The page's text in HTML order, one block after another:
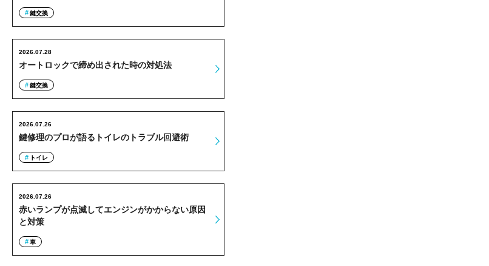
鍵交換
オートロックで締め出された時の対処法
2026.07.28
鍵交換
鍵修理のプロが語るトイレのトラブル回避術
2026.07.26
トイレ
赤いランプが点滅してエンジンがかからない原因
と対策
2026.07.26
車